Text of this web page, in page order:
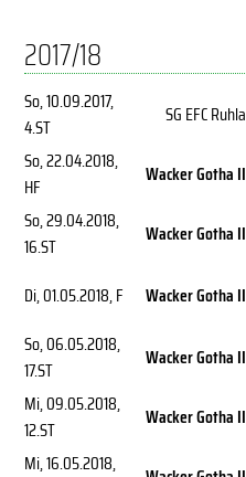
2017/18
So, 10.09.2017,
4.ST
SG EFC Ruhla
So, 22.04.2018,
HF
Wacker Gotha II
So, 29.04.2018,
16.ST
Wacker Gotha II
Di, 01.05.2018, F Wacker Gotha II
So, 06.05.2018,
17.ST
Wacker Gotha II
Mi, 09.05.2018,
12.ST
Wacker Gotha II
Mi, 16.05.2018,